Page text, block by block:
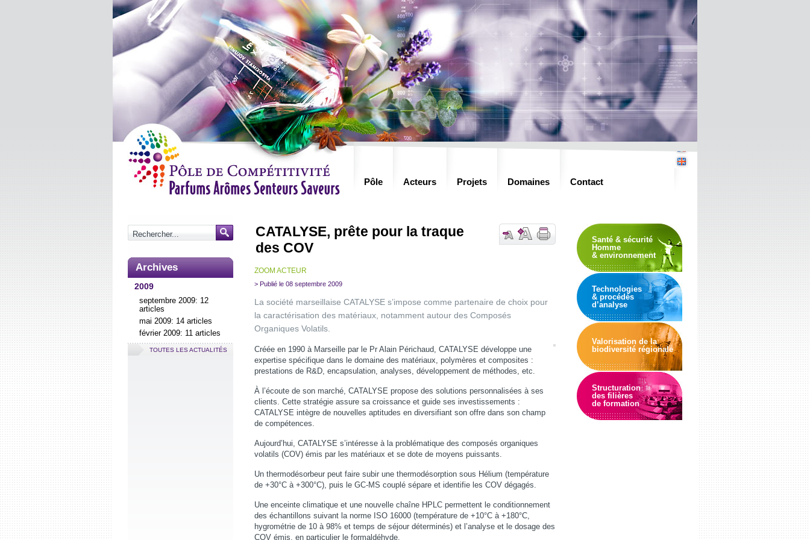
Pôle Acteurs Projets Domaines Contact
Archives
2009
septembre 2009: 12
articles
mai 2009: 14 articles
février 2009: 11 articles
TOUTES LES ACTUALITÉS
CATALYSE, prête pour la traque
des COV
ZOOM ACTEUR
> Publié le 08 septembre 2009
La société marseillaise CATALYSE s’impose comme partenaire de choix pour
la caractérisation des matériaux, notamment autour des Composés
Organiques Volatils.
Créée en 1990 à Marseille par le Pr Alain Périchaud, CATALYSE développe une
expertise spécifique dans le domaine des matériaux, polymères et composites :
prestations de R&D, encapsulation, analyses, développement de méthodes, etc.
À l’écoute de son marché, CATALYSE propose des solutions personnalisées à ses
clients. Cette stratégie assure sa croissance et guide ses investissements :
CATALYSE intègre de nouvelles aptitudes en diversifiant son offre dans son champ
de compétences.
Aujourd’hui, CATALYSE s’intéresse à la problématique des composés organiques
volatils (COV) émis par les matériaux et se dote de moyens puissants.
Un thermodésorbeur peut faire subir une thermodésorption sous Hélium (température
de +30°C à +300°C), puis le GC-MS couplé sépare et identifie les COV dégagés.
Une enceinte climatique et une nouvelle chaîne HPLC permettent le conditionnement
des échantillons suivant la norme ISO 16000 (température de +10°C à +180°C,
hygrométrie de 10 à 98% et temps de séjour déterminés) et l’analyse et le dosage des
COV émis, en particulier le formaldéhyde.
Santé & sécurité
Homme
& environnement
Technologies
& procédés
d’analyse
Valorisation de la
biodiversité régionale
Structuration
des filières
de formation